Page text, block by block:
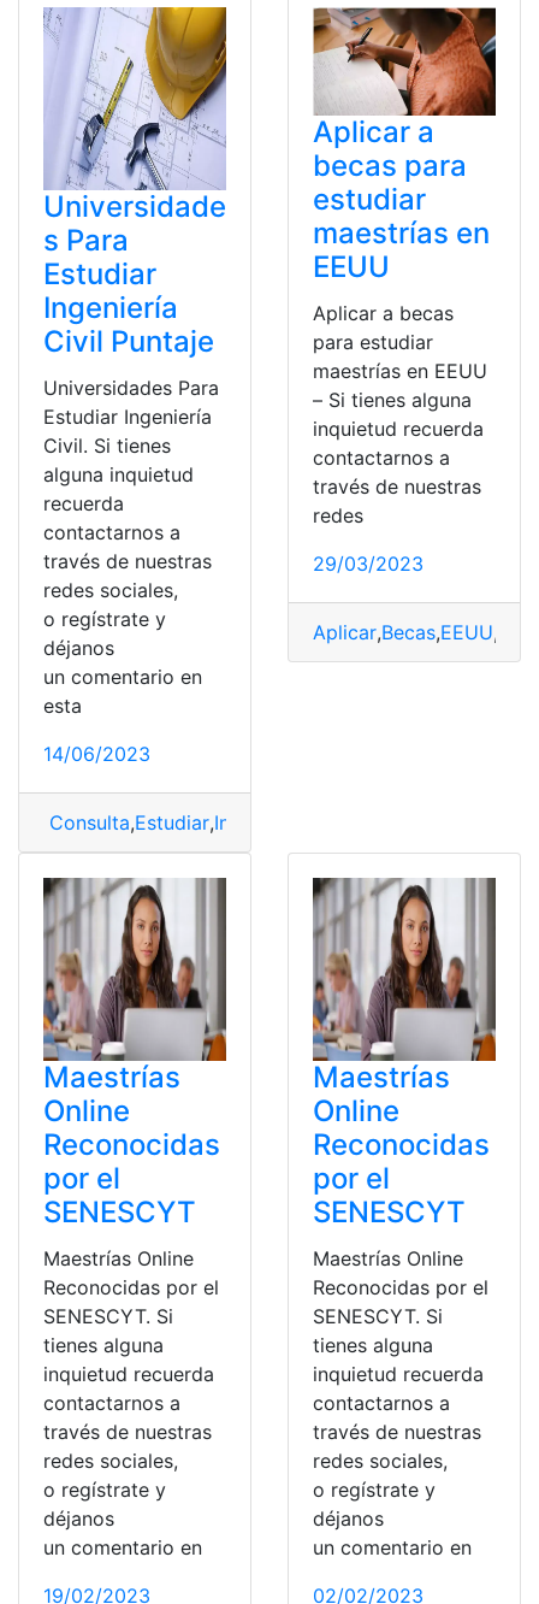
Universidade
s Para
Estudiar
Ingeniería
Civil Puntaje
Universidades Para
Estudiar Ingeniería
Civil. Si tienes
alguna inquietud
recuerda
contactarnos a
través de nuestras
redes sociales,
o regístrate y
déjanos
un comentario en
esta
14/06/2023
Consulta,Estudiar,Ingeniería
Aplicar a
becas para
estudiar
maestrías en
EEUU
Aplicar a becas
para estudiar
maestrías en EEUU
– Si tienes alguna
inquietud recuerda
contactarnos a
través de nuestras
redes
29/03/2023
Aplicar,Becas,EEUU,
Maestrías
Online
Reconocidas
por el
SENESCYT
Maestrías Online
Reconocidas por el
SENESCYT. Si
tienes alguna
inquietud recuerda
contactarnos a
través de nuestras
redes sociales,
o regístrate y
déjanos
un comentario en
19/02/2023
Maestrías
Online
Reconocidas
por el
SENESCYT
Maestrías Online
Reconocidas por el
SENESCYT. Si
tienes alguna
inquietud recuerda
contactarnos a
través de nuestras
redes sociales,
o regístrate y
déjanos
un comentario en
02/02/2023